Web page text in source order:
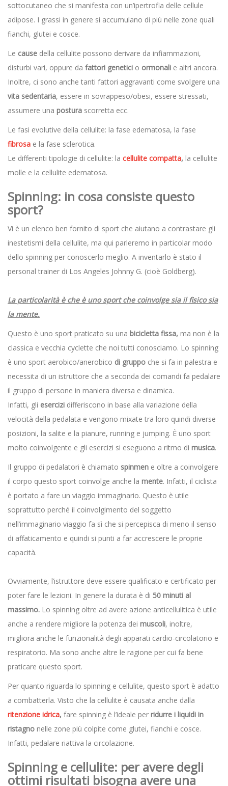
sottocutaneo che si manifesta con un’ipertrofia delle cellule
adipose. I grassi in genere si accumulano di più nelle zone quali
fianchi, glutei e cosce.
Le cause della cellulite possono derivare da infiammazioni,
disturbi vari, oppure da fattori genetici o ormonali e altri ancora.
Inoltre, ci sono anche tanti fattori aggravanti come svolgere una
vita sedentaria, essere in sovrappeso/obesi, essere stressati,
assumere una postura scorretta ecc.
Le fasi evolutive della cellulite: la fase edematosa, la fase
fibrosa e la fase sclerotica.
Le differenti tipologie di cellulite: la cellulite compatta, la cellulite
molle e la cellulite edematosa.
Spinning: in cosa consiste questo
sport?
Vi è un elenco ben fornito di sport che aiutano a contrastare gli
inestetismi della cellulite, ma qui parleremo in particolar modo
dello spinning per conoscerlo meglio. A inventarlo è stato il
personal trainer di Los Angeles Johnny G. (cioè Goldberg).
La particolarità è che è uno sport che coinvolge sia il fisico sia
la mente.
Questo è uno sport praticato su una bicicletta fissa, ma non è la
classica e vecchia cyclette che noi tutti conosciamo. Lo spinning
è uno sport aerobico/anerobico di gruppo che si fa in palestra e
necessita di un istruttore che a seconda dei comandi fa pedalare
il gruppo di persone in maniera diversa e dinamica.
Infatti, gli esercizi differiscono in base alla variazione della
velocità della pedalata e vengono mixate tra loro quindi diverse
posizioni, la salite e la pianure, running e jumping. È uno sport
molto coinvolgente e gli esercizi si eseguono a ritmo di musica.
Il gruppo di pedalatori è chiamato spinmen e oltre a coinvolgere
il corpo questo sport coinvolge anche la mente. Infatti, il ciclista
è portato a fare un viaggio immaginario. Questo è utile
soprattutto perché il coinvolgimento del soggetto
nell’immaginario viaggio fa sì che si percepisca di meno il senso
di affaticamento e quindi si punti a far accrescere le proprie
capacità.
Ovviamente, l’istruttore deve essere qualificato e certificato per
poter fare le lezioni. In genere la durata è di 50 minuti al
massimo. Lo spinning oltre ad avere azione anticellulitica è utile
anche a rendere migliore la potenza dei muscoli, inoltre,
migliora anche le funzionalità degli apparati cardio-circolatorio e
respiratorio. Ma sono anche altre le ragione per cui fa bene
praticare questo sport.
Per quanto riguarda lo spinning e cellulite, questo sport è adatto
a combatterla. Visto che la cellulite è causata anche dalla
ritenzione idrica, fare spinning è l’ideale per ridurre i liquidi in
ristagno nelle zone più colpite come glutei, fianchi e cosce.
Infatti, pedalare riattiva la circolazione.
Spinning e cellulite: per avere degli
ottimi risultati bisogna avere una